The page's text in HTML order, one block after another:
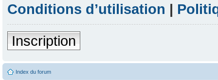
Conditions d’utilisation |
Inscription
Index du forum